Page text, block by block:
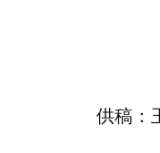
供稿：